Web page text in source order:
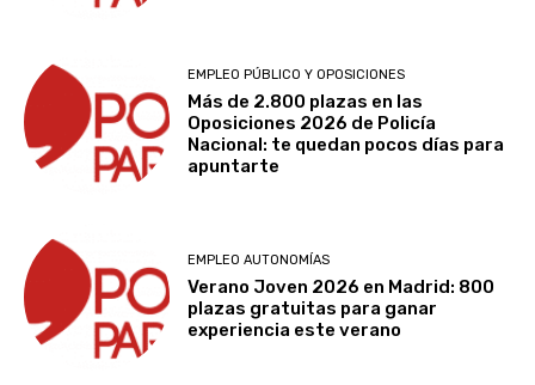
EMPLEO PÚBLICO Y OPOSICIONES
Más de 2.800 plazas en las
Oposiciones 2026 de Policía
Nacional: te quedan pocos días para
apuntarte
EMPLEO AUTONOMÍAS
Verano Joven 2026 en Madrid: 800
plazas gratuitas para ganar
experiencia este verano